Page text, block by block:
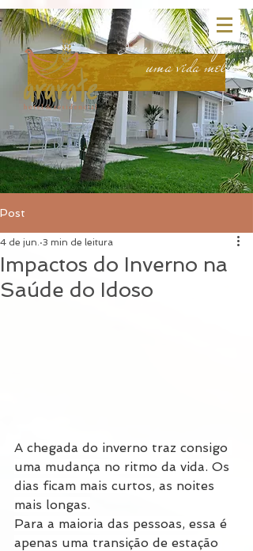
uma vida melhor.
Sem limitações para
Post
Impactos do Inverno na
Saúde do Idoso
4 de jun. 3 min de leitura
A chegada do inverno traz consigo
uma mudança no ritmo da vida. Os
dias ficam mais curtos, as noites
mais longas.
Para a maioria das pessoas, essa é
apenas uma transição de estação